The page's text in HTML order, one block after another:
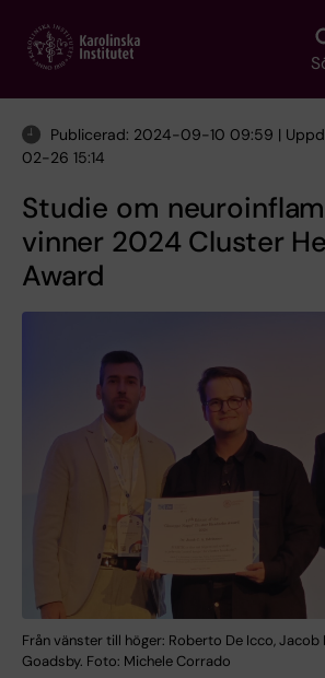
main
Publicerad: 2024-09-10 09:59 |
02-26 15:14
Studie om
vinner 2024 Cluster
Award
Från vänster till höger: Roberto De Icco,
Goadsby. Foto: Michele Corrado